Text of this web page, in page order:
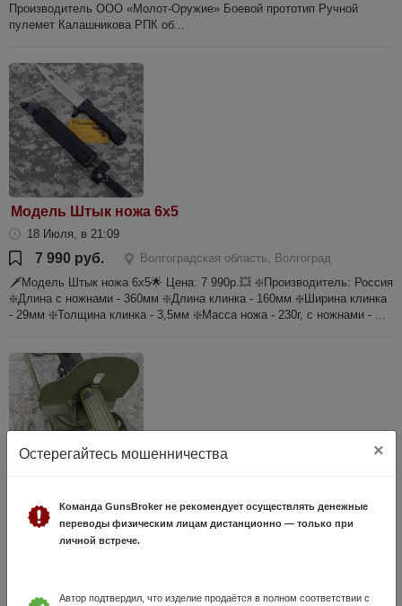
Производитель ООО «Молот-Оружие» Боевой прототип Ручной
пулемет Калашникова РПК об...
Модель Штык ножа 6х5
18 Июля, в 21:09
7 990 руб.
Волгоградская область, Волгоград
🗡Модель Штык ножа 6х5🌟 Цена: 7 990р.💥 ❇️Производитель: Россия
❇️Длина с ножнами - 360мм ❇️Длина клинка - 160мм ❇️Ширина клинка
- 29мм ❇️Толщина клинка - 3,5мм ❇️Масса ножа - 230г, с ножнами - ...
Максим
24 Мая, в 18:45
200 000 руб.
Остерегайтесь мошенничества ×
Команда GunsBroker не рекомендует осуществлять денежные
переводы физическим лицам дистанционно — только при
личной встрече.
Автор подтвердил, что изделие продаётся в полном соответствии с